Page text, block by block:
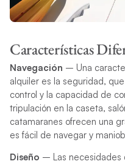
Características
Navegación – Una
alquiler es la seguridad,
control y la capacidad de
tripulación en la caseta,
catamaranes ofrecen una
es fácil de navegar y
Diseño – Las